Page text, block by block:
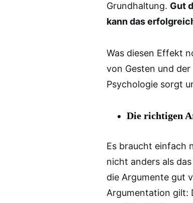
Grundhaltung. Gut
kann das
Was diesen Effekt
von Gesten und
Psychologie sorgt
Die richtigen
Es braucht einfach
nicht anders als
die Argumente gut
Argumentation gilt: